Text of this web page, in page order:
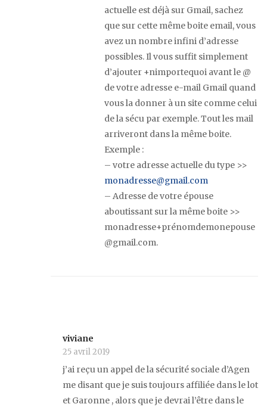
actuelle est déjà sur Gmail, sachez
que sur cette même boite email, vous
avez un nombre infini d’adresse
possibles. Il vous suffit simplement
d’ajouter +nimportequoi avant le @
de votre adresse e-mail Gmail quand
vous la donner à un site comme celui
de la sécu par exemple. Tout les mail
arriveront dans la même boite.
Exemple :
– votre adresse actuelle du type >>
monadresse@gmail.com
– Adresse de votre épouse
aboutissant sur la même boite >>
monadresse+prénomdemonepouse
@gmail.com.
viviane
25 avril 2019
j’ai reçu un appel de la sécurité sociale d’Agen
me disant que je suis toujours affiliée dans le lot
et Garonne , alors que je devrai l’être dans le